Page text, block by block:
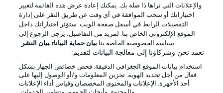
إدارة التفضيلات بيان الخصوصية
شروط الاستخدام الوظائف
جهة النشر تواصل معنا
اللاعبون
والإعلانات التي تراها ذا صلة بك. يمكنك إعادة عرض هذه القائمة لتغيير
اختياراتك أو سحب الموافقة في أي وقت عن طريق النقر على إدارة
التفضيلات الرابط في أسفل صفحة الويب. ستؤثر اختياراتك داخل
الموقع الإلكتروني الخاص بنا. لمزيد من التفاصيل، يرجى الرجوع إلى
سياسة الخصوصية الخاصة بنا.بيان حماية البيانات بيان النشر
نعمد نحن وشركاؤنا إلى معالجة البيانات لتقديم:
استخدام بيانات الموقع الجغرافي الدقيقة. فحص خصائص الجهاز بشكل
فعال من أجل تحديد الهوية. تخزين المعلومات و/أو الوصول إليها على
أحد الأجهزة. الإعلانات والمحتوى المخصصان وقياس أداء الإعلانات